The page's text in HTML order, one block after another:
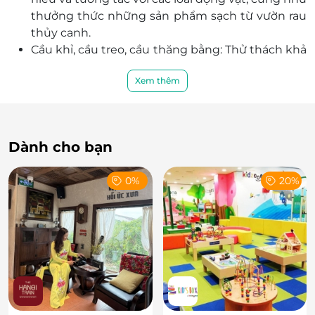
thưởng thức những sản phẩm sạch từ vườn rau
thủy canh.
Cầu khỉ, cầu treo, cầu thăng bằng: Thử thách khả
năng cân bằng và dũng cảm khi vượt qua
những cây cầu đặc biệt.
Xem thêm
Dành cho bạn
0% 20%